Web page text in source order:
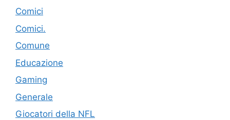
Comici
Comici.
Comune
Educazione
Gaming
Generale
Giocatori della NFL